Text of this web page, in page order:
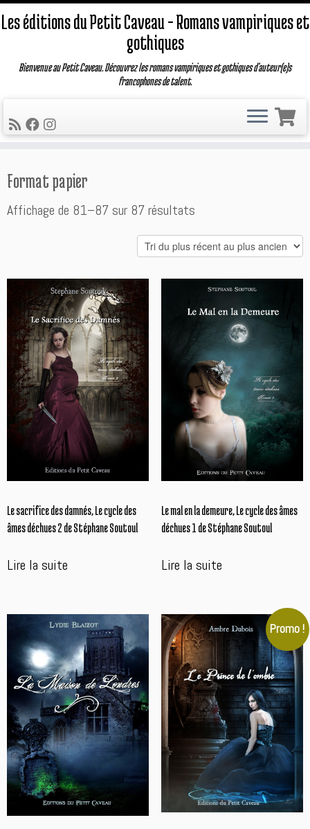
au
contenu
Les éditions du Petit Caveau – Romans vampiriques et
gothiques
Bienvenue au Petit Caveau. Découvrez les romans vampiriques et gothiques d'auteur(e)s
francophones de talent.
Format papier
Affichage de 81–87 sur 87 résultats
du
plus
récent
plus
ancien
Le sacrifice des damnés, Le cycle des
âmes déchues 2 de Stéphane Soutoul
Lire la suite
Le mal en la demeure, Le cycle des âmes
déchues 1 de Stéphane Soutoul
Lire la suite
Promo !